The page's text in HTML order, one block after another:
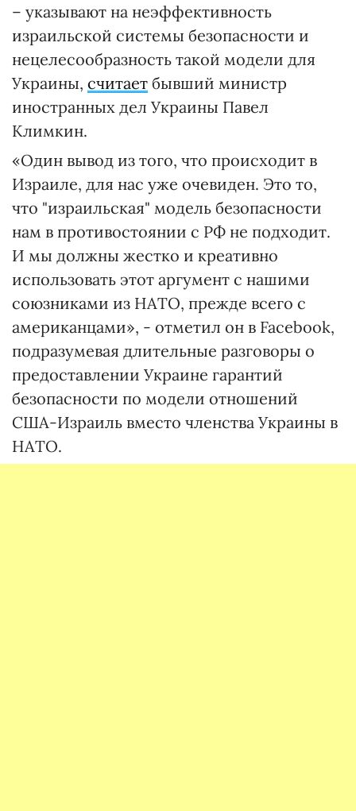
– указывают на неэффективность
израильской системы безопасности и
нецелесообразность такой модели для
Украины, считает бывший министр
иностранных дел Украины Павел
Климкин.
«Один вывод из того, что происходит в
Израиле, для нас уже очевиден. Это то,
что "израильская" модель безопасности
нам в противостоянии с РФ не подходит.
И мы должны жестко и креативно
использовать этот аргумент с нашими
союзниками из НАТО, прежде всего с
американцами», - отметил он в Facebook,
подразумевая длительные разговоры о
предоставлении Украине гарантий
безопасности по модели отношений
США-Израиль вместо членства Украины в
НАТО.